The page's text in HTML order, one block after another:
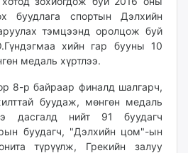
буудлага спортын Дэлхийн
тэмцээнд оролцож буй
хийн гар бууны 10
медаль хүртлээ.
8-р байраар финалд шалгарч,
буудаж, мөнгөн медаль
дасгалд нийт 91 буудагч
буудагч, "Дэлхийн цом"-ын
түрүүлж, Грекийн залуу